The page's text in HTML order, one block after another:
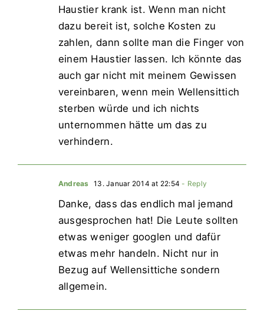
Haustier krank ist. Wenn man nicht
dazu bereit ist, solche Kosten zu
zahlen, dann sollte man die Finger von
einem Haustier lassen. Ich könnte das
auch gar nicht mit meinem Gewissen
vereinbaren, wenn mein Wellensittich
sterben würde und ich nichts
unternommen hätte um das zu
verhindern.
Andreas 13. Januar 2014 at 22:54 - Reply
Danke, dass das endlich mal jemand
ausgesprochen hat! Die Leute sollten
etwas weniger googlen und dafür
etwas mehr handeln. Nicht nur in
Bezug auf Wellensittiche sondern
allgemein.